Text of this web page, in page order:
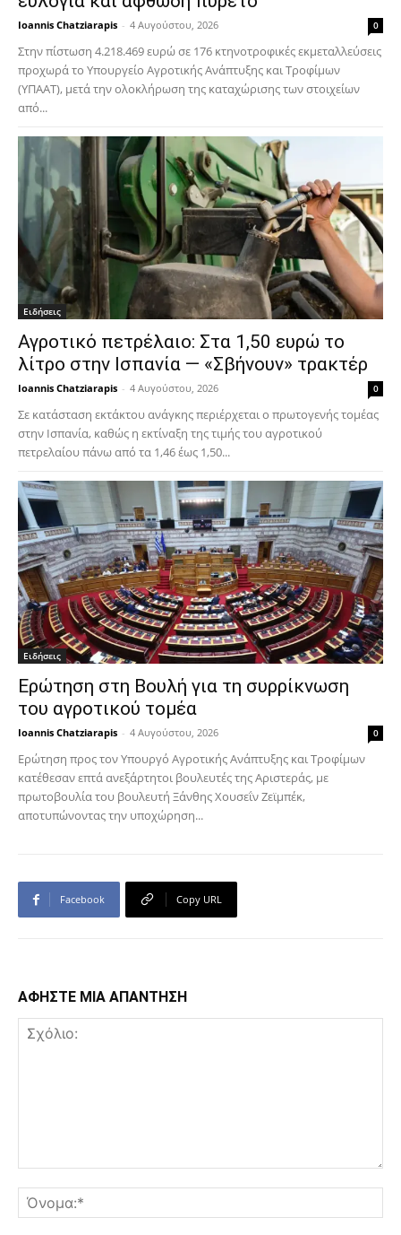
Ioannis Chatziarapis - 4 Αυγούστου, 2026 0
Στην πίστωση 4.218.469 ευρώ σε 176 κτηνοτροφικές εκμεταλλεύσεις
προχωρά το Υπουργείο Αγροτικής Ανάπτυξης και Τροφίμων
(ΥΠΑΑΤ), μετά την ολοκλήρωση της καταχώρισης των στοιχείων
από...
Ειδήσεις
Αγροτικό πετρέλαιο: Στα 1,50 ευρώ το
λίτρο στην Ισπανία — «Σβήνουν» τρακτέρ
Ioannis Chatziarapis - 4 Αυγούστου, 2026 0
Σε κατάσταση εκτάκτου ανάγκης περιέρχεται ο πρωτογενής τομέας
στην Ισπανία, καθώς η εκτίναξη της τιμής του αγροτικού
πετρελαίου πάνω από τα 1,46 έως 1,50...
Ειδήσεις
Ερώτηση στη Βουλή για τη συρρίκνωση
του αγροτικού τομέα
Ioannis Chatziarapis - 4 Αυγούστου, 2026 0
Ερώτηση προς τον Υπουργό Αγροτικής Ανάπτυξης και Τροφίμων
κατέθεσαν επτά ανεξάρτητοι βουλευτές της Αριστεράς, με
πρωτοβουλία του βουλευτή Ξάνθης Χουσεΐν Ζεϊμπέκ,
αποτυπώνοντας την υποχώρηση...
Facebook Copy URL
ΑΦΗΣΤΕ ΜΙΑ ΑΠΑΝΤΗΣΗ